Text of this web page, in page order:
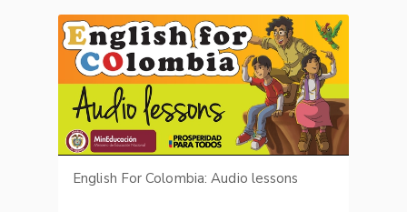
English For Colombia: Audio lessons